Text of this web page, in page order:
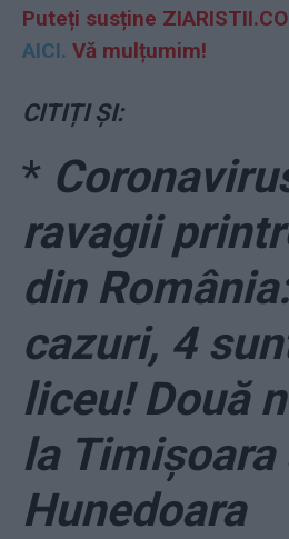
Puteți susține
AICI. Vă mulțumim!
CITIȚI ȘI:
*
ravagii
din
cazuri, 4
liceu! Două
la Timișoara
Hunedoara